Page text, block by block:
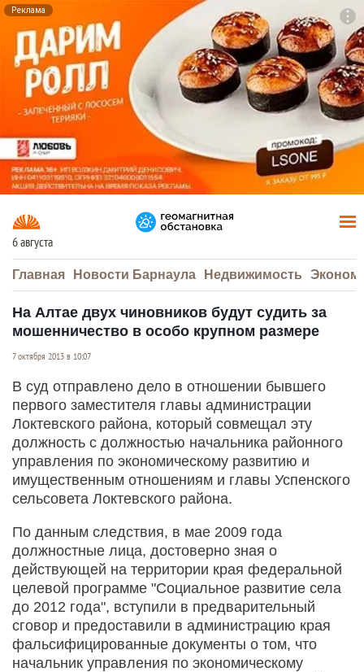
Реклама
6 августа
Главная Новости Барнаула Недвижимость
На Алтае двух чиновников будут судить за
мошенничество в особо крупном размере
7 октября 2013 в 10:07
В суд отправлено дело в отношении бывшего
первого заместителя главы администрации
Локтевского района, который совмещал эту
должность с должностью начальника районного
управления по экономическому развитию и
имущественным отношениям и главы Успенского
сельсовета Локтевского района.
По данным следствия, в мае 2009 года
должностные лица, достоверно зная о
действующей на территории края федеральной
целевой программе "Социальное развитие села
до 2012 года", вступили в предварительный
сговор и предоставили в администрацию края
фальсифицированные документы о том, что
начальник управления по экономическому